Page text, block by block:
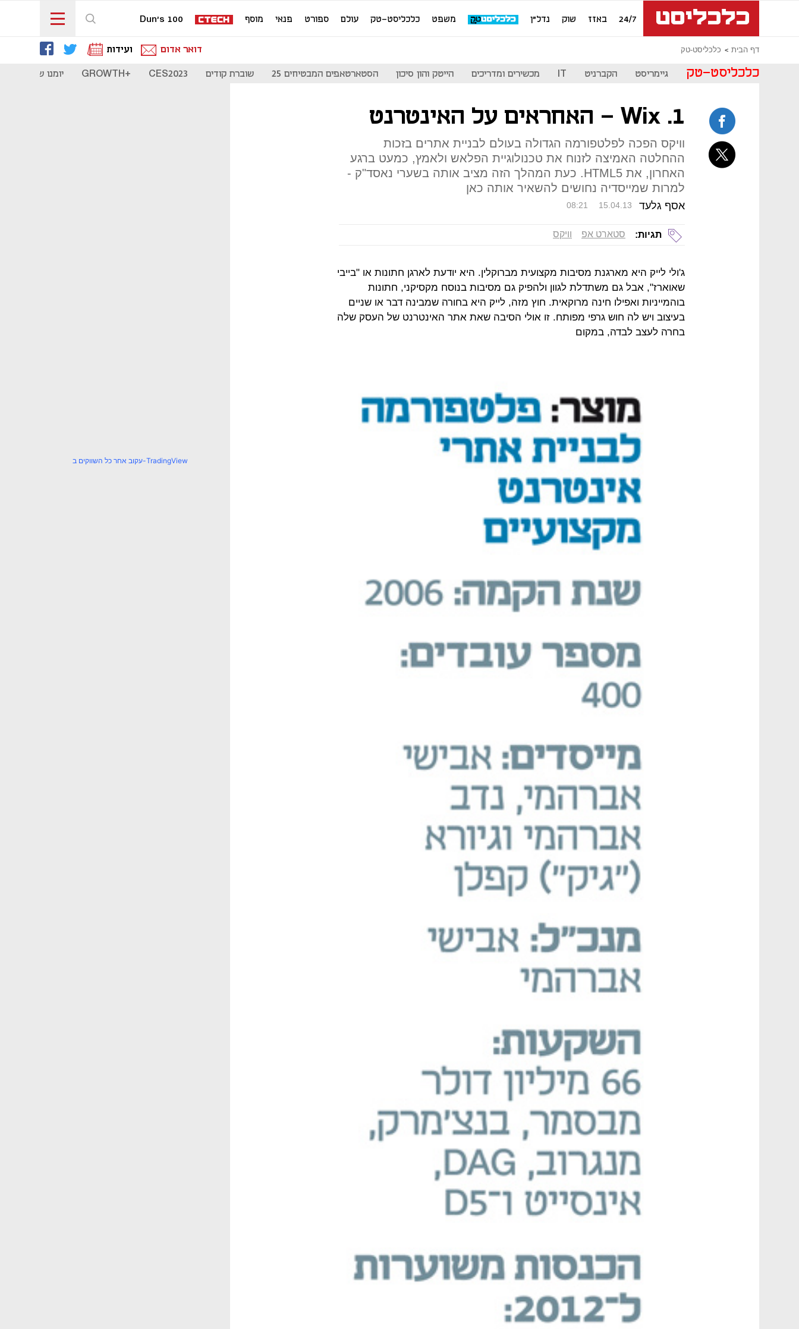
24/7 באזז שוק נדל"ן משפט כלכליסט-טק עולם ספורט פנאי מוסף Dun's 100
דף הבית כלכליסט-טק דואר אדום ועידות
כלכליסט-טק גיימריסט הקברניט IT מכשירים ומדריכים הייטק והון סיכון הסטארטאפים המבטיחים 25 שוברת קודים CES2023
+GROWTH יומנו של
1. Wix - האחראים על האינטרנט
וויקס הפכה לפלטפורמה הגדולה בעולם לבניית אתרים בזכות
ההחלטה האמיצה לזנוח את טכנולוגיית הפלאש ולאמץ, כמעט ברגע
האחרון, את HTML5. כעת המהלך הזה מציב אותה בשערי נאסד"ק -
למרות שמייסדיה נחושים להשאיר אותה כאן
אסף גלעד 08:21 15.04.13
תגיות: סטארט אפ וויקס
ג'ולי לייק היא מארגנת מסיבות מקצועית מברוקלין. היא יודעת לארגן חתונות או "בייבי
שאוארז", אבל גם משתדלת לגוון ולהפיק גם מסיבות בנוסח מקסיקני, חתונות
בוהמייניות ואפילו חינה מרוקאית. חוץ מזה, לייק היא בחורה שמבינה דבר או שניים
בעיצוב ויש לה חוש גרפי מפותח. זו אולי הסיבה שאת אתר האינטרנט של העסק שלה
בחרה לעצב לבדה, במקום
עקוב אחר כל השווקים ב-TradingView